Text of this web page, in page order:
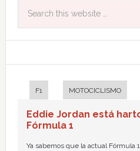
F1 MOTOCICLISMO
Eddie Jordan está
Fórmula 1
Ya sabemos que la actual Fórmula